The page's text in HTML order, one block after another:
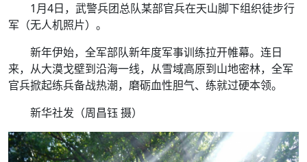
1月4日，武警兵团总队某部官兵在天山脚下组织徒步行
军（无人机照片）。
新年伊始，全军部队新年度军事训练拉开帷幕。连日
来，从大漠戈壁到沿海一线，从雪域高原到山地密林，全军
官兵掀起练兵备战热潮，磨砺血性胆气、练就过硬本领。
新华社发（周昌钰 摄）